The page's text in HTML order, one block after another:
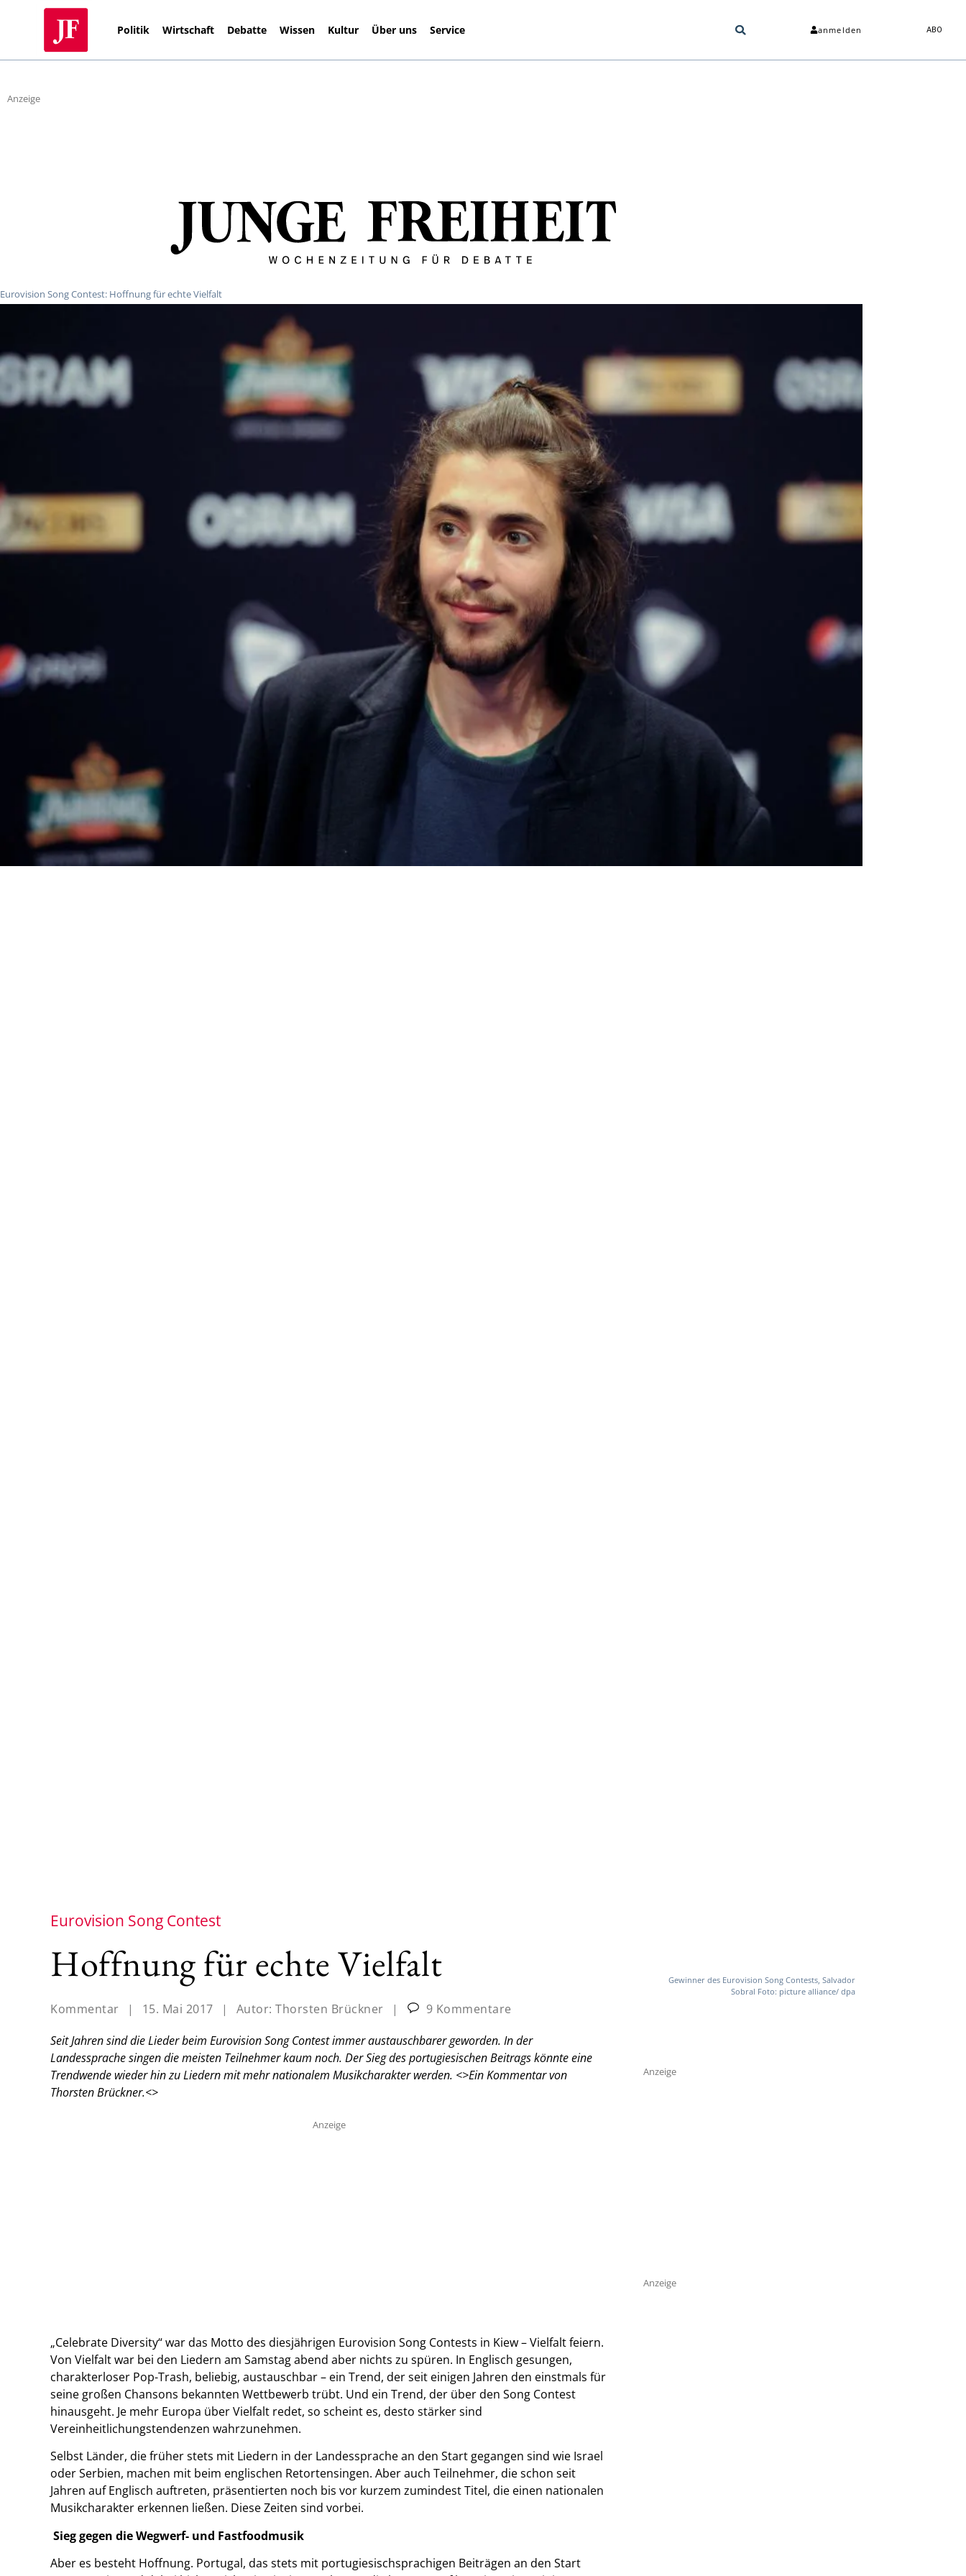
Politik Wirtschaft Debatte Wissen Kultur Über uns Service anmelden ABO
Anzeige
Eurovision Song Contest: Hoffnung für echte Vielfalt
Eurovision Song Contest
Hoffnung für echte Vielfalt
Kommentar | 15. Mai 2017 | Autor: Thorsten Brückner |
9 Kommentare
Seit Jahren sind die Lieder beim Eurovision Song Contest immer austauschbarer geworden. In der
Landessprache singen die meisten Teilnehmer kaum noch. Der Sieg des portugiesischen Beitrags könnte eine
Trendwende wieder hin zu Liedern mit mehr nationalem Musikcharakter werden. <>Ein Kommentar von
Thorsten Brückner.<>
Anzeige
„Celebrate Diversity“ war das Motto des diesjährigen Eurovision Song Contests in Kiew – Vielfalt feiern.
Von Vielfalt war bei den Liedern am Samstag abend aber nichts zu spüren. In Englisch gesungen,
charakterloser Pop-Trash, beliebig, austauschbar – ein Trend, der seit einigen Jahren den einstmals für
seine großen Chansons bekannten Wettbewerb trübt. Und ein Trend, der über den Song Contest
hinausgeht. Je mehr Europa über Vielfalt redet, so scheint es, desto stärker sind
Vereinheitlichungstendenzen wahrzunehmen.
Selbst Länder, die früher stets mit Liedern in der Landessprache an den Start gegangen sind wie Israel
oder Serbien, machen mit beim englischen Retortensingen. Aber auch Teilnehmer, die schon seit
Jahren auf Englisch auftreten, präsentierten noch bis vor kurzem zumindest Titel, die einen nationalen
Musikcharakter erkennen ließen. Diese Zeiten sind vorbei.
Sieg gegen die Wegwerf- und Fastfoodmusik
Aber es besteht Hoffnung. Portugal, das stets mit portugiesischsprachigen Beiträgen an den Start
Gewinner des Eurovision Song Contests, Salvador
Sobral Foto: picture alliance/ dpa
Anzeige
Anzeige